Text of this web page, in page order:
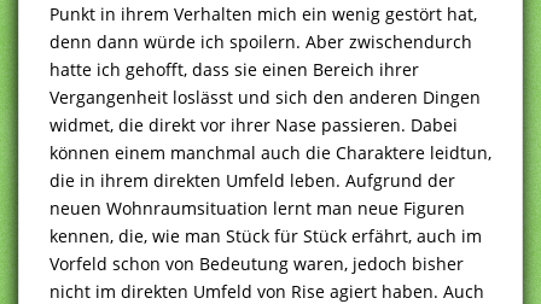
Punkt in ihrem Verhalten mich ein wenig gestört hat,
denn dann würde ich spoilern. Aber zwischendurch
hatte ich gehofft, dass sie einen Bereich ihrer
Vergangenheit loslässt und sich den anderen Dingen
widmet, die direkt vor ihrer Nase passieren. Dabei
können einem manchmal auch die Charaktere leidtun,
die in ihrem direkten Umfeld leben. Aufgrund der
neuen Wohnraumsituation lernt man neue Figuren
kennen, die, wie man Stück für Stück erfährt, auch im
Vorfeld schon von Bedeutung waren, jedoch bisher
nicht im direkten Umfeld von Rise agiert haben. Auch